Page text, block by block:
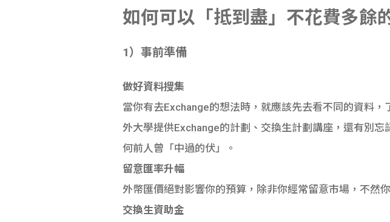
如何可以「抵到盡」不花費多餘
1）事前準備
做好資料搜集
當你有去Exchange的想法時，就應該先去看不同的資料
外大學提供Exchange的計劃、交換生計劃講座，還有別
何前人曾「中過的伏」。
留意匯率升幅
外幣匯價絕對影響你的預算，除非你經常留意市場，不然
交換生資助金